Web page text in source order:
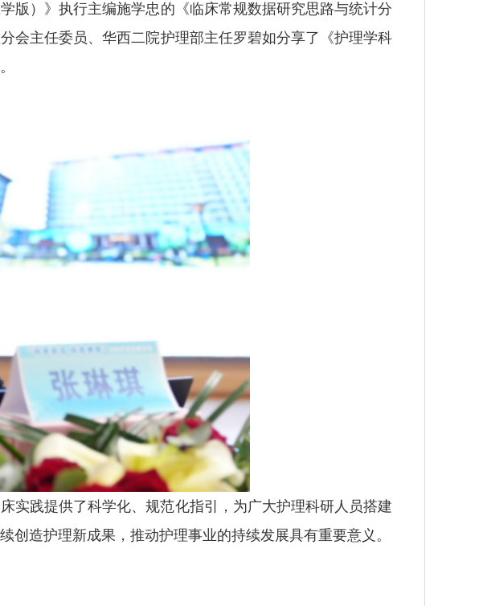
版）》执行主编施学忠的《临床常规数据研究思路与统计分
会主任委员、华西二院护理部主任罗碧如分享了《护理学科
实践提供了科学化、规范化指引，为广大护理科研人员搭建
造护理新成果，推动护理事业的持续发展具有重要意义。